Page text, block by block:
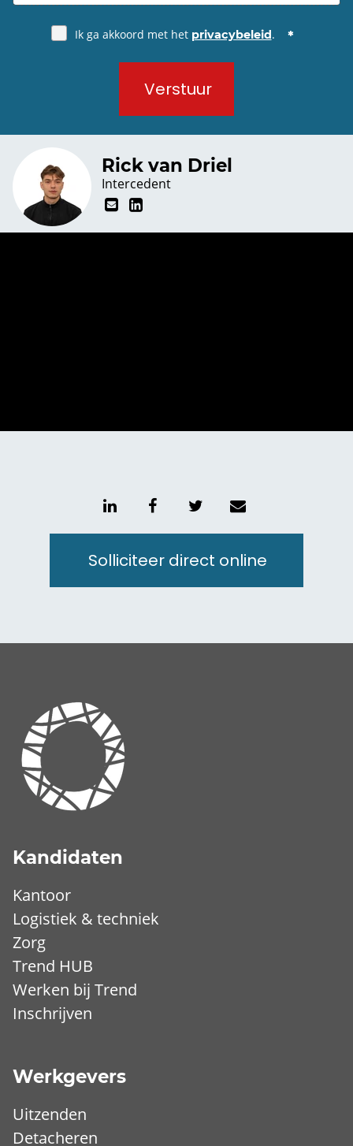
Rick van Driel
Intercedent
Ik ga akkoord met het privacybeleid .
Verstuur
Solliciteer direct online
Kandidaten
Kantoor
Logistiek & techniek
Zorg
Trend HUB
Werken bij Trend
Inschrijven
Werkgevers
Uitzenden
Detacheren